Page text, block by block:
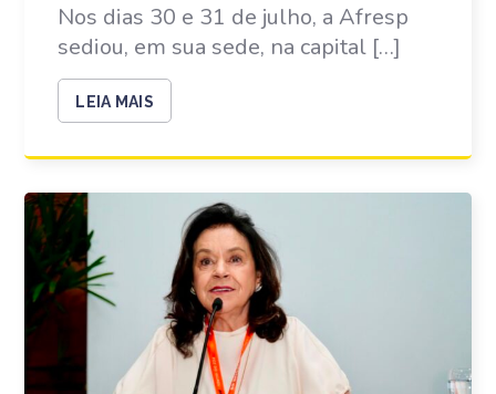
Nos dias 30 e 31 de julho, a Afresp
sediou, em sua sede, na capital […]
LEIA MAIS